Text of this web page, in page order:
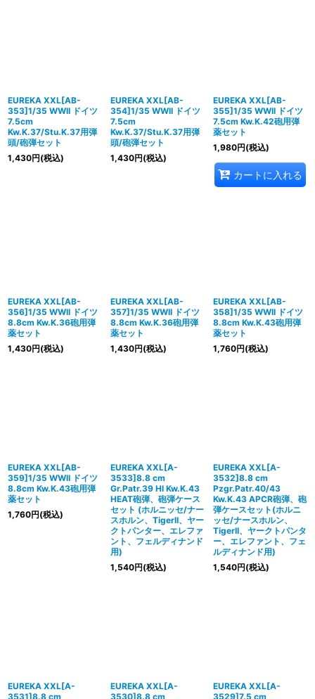
EUREKA XXL[AB-
353]1/35 WWII ドイツ
7.5cm
Kw.K.37/Stu.K.37用弾
頭/砲弾セット
1,430円(税込)
EUREKA XXL[AB-
354]1/35 WWII ドイツ
7.5cm
Kw.K.37/Stu.K.37用弾
頭/砲弾セット
1,430円(税込)
EUREKA XXL[AB-
355]1/35 WWII ドイツ
7.5cm Kw.K.42砲用弾
薬セット
1,980円(税込)
カートに入れる
EUREKA XXL[AB-
356]1/35 WWII ドイツ
8.8cm Kw.K.36砲用弾
薬セット
1,430円(税込)
EUREKA XXL[AB-
357]1/35 WWII ドイツ
8.8cm Kw.K.36砲用弾
薬セット
1,430円(税込)
EUREKA XXL[AB-
358]1/35 WWII ドイツ
8.8cm Kw.K.43砲用弾
薬セット
1,760円(税込)
EUREKA XXL[AB-
359]1/35 WWII ドイツ
8.8cm Kw.K.43砲用弾
薬セット
1,760円(税込)
EUREKA XXL[A-
3533]8.8 cm
Gr.Patr.39 Hl Kw.K.43
HEAT砲弾、砲弾ケース
セット (ホルニッセ/ナー
スホルン、TigerII、ヤー
クトパンター、エレファ
ント、フェルディナンド
用)
1,540円(税込)
EUREKA XXL[A-
3532]8.8 cm
Pzgr.Patr.40/43
Kw.K.43 APCR砲弾、砲
弾ケースセット(ホルニ
ッセ/ナースホルン、
TigerII、ヤークトパンタ
ー、エレファント、フェ
ルディナンド用)
1,540円(税込)
EUREKA XXL[A-
3531]8.8 cm
EUREKA XXL[A-
3530]8.8 cm
EUREKA XXL[A-
3529]7.5 cm